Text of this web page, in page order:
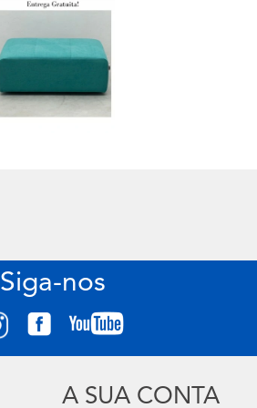
Siga-nos
A SUA CONTA